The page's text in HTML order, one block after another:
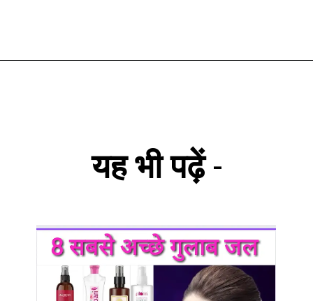
यह भी पढ़ें-